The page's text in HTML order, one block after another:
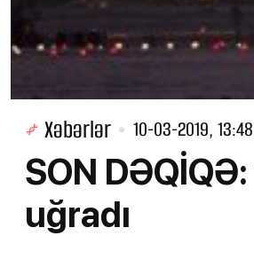
Xəbərlər 10-03-2019, 13:48
SON
uğradı